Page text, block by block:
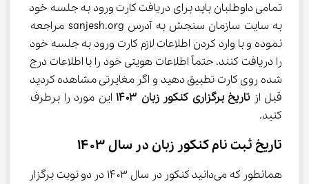
تمامی داوطلبان باید برای دریافت کارت ورود به جلسه خود
به سایت سازمان سنجش به آدرس sanjesh.org مراجعه
نموده و با وارد کردن اطلاعات لازم کارت ورود به جلسه خود
را دریافت کنند. حتماً اطلاعات هویتی خود را با اطلاعات درج
شده روی کارت تطبیق دهید و اگر مغایرتی مشاهده کردید
قبل از تاریخ برگزاری کنکور زبان ۱۴۰۳ این مورد را برطرف
کنید.
تاریخ ثبت نام کنکور زبان در سال ۱۴۰۳
همانطور که می‌دانید کنکور در سال ۱۴۰۳ در دو نوبت برگزار